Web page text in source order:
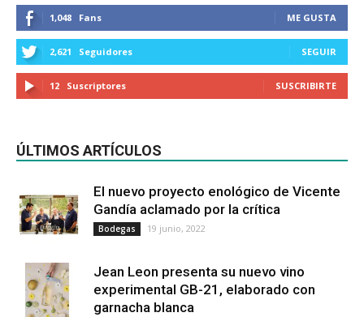
1,048 Fans ME GUSTA
2,621 Seguidores SEGUIR
12 Suscriptores SUSCRIBIRTE
ÚLTIMOS ARTÍCULOS
El nuevo proyecto enológico de Vicente
Gandía aclamado por la crítica
Bodegas 19 junio, 2022
Jean Leon presenta su nuevo vino
experimental GB-21, elaborado con
garnacha blanca